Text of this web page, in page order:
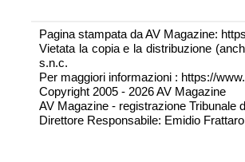
Pagina stampata da AV Magazine:
Vietata la copia e la distribuzione
s.n.c.
Per maggiori informazioni : https://
Copyright 2005 - 2026 AV Magazine
AV Magazine - registrazione Tribunale
Direttore Responsabile: Emidio